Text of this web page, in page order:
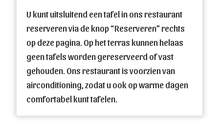
U kunt uitsluitend een tafel in ons restaurant
reserveren via de knop “Reserveren” rechts
op deze pagina. Op het terras kunnen helaas
geen tafels worden gereserveerd of vast
gehouden. Ons restaurant is voorzien van
airconditioning, zodat u ook op warme dagen
comfortabel kunt tafelen.